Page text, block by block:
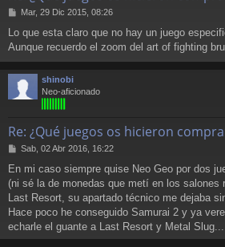
M
n
s
e
Mar, 29 Dic 2015, 08:26
Lo que esta claro que no hay un juego
Aunque recuerdo el zoom del art of fighting
shinobi
Neo-aficionado
Re: ¿Qué juegos os hicieron
M
n
s
a
j
e
Sab, 02 Abr 2016, 16:22
En mi caso siempre quise Neo Geo por dos
(ni sé la de monedas que metí en los salones
Last Resort, su apartado técnico me dejaba
Hace poco he conseguido Samurai 2 y ya
echarle el guante a Last Resort y Metal Slug...